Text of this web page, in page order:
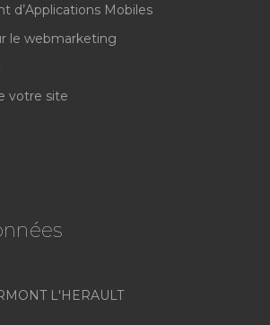
d’Applications Mobiles
le webmarketing
votre site
L'HERAULT